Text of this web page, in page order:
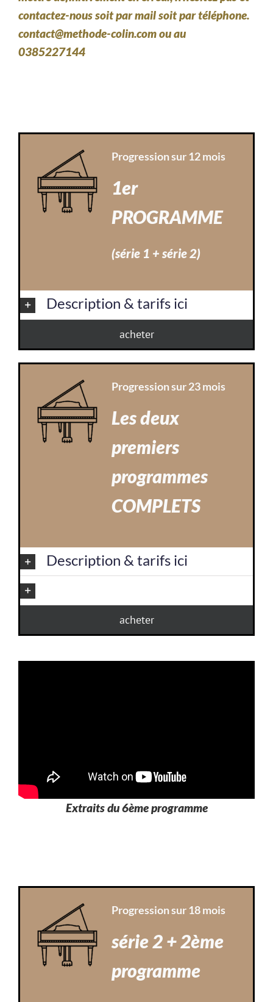
contactez-nous soit par mail soit par téléphone.
contact@methode-colin.com ou au
0385227144
Progression sur 12 mois
1er
PROGRAMME
(série 1 + série 2)
Description & tarifs ici
acheter
Progression sur 23 mois
Les deux
premiers
programmes
COMPLETS
Description & tarifs ici
acheter
Extraits du 6ème programme
Progression sur 18 mois
série 2 + 2ème
programme